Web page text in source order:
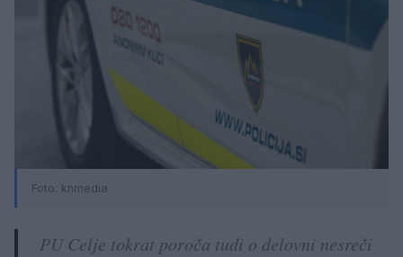
Foto: knmedia
PU Celje tokrat poroča tudi o delovni nesreči